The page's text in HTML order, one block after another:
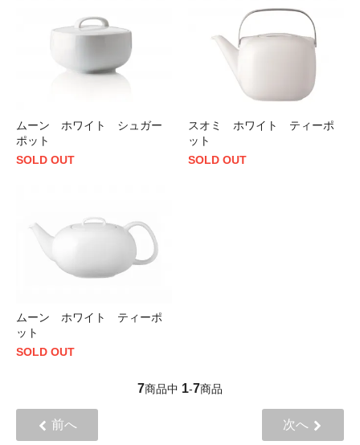
ムーン ホワイト シュガー
ポット
SOLD OUT
スオミ ホワイト ティーポ
ット
SOLD OUT
ムーン ホワイト ティーポ
ット
SOLD OUT
7商品中 1-7商品
前へ 次へ